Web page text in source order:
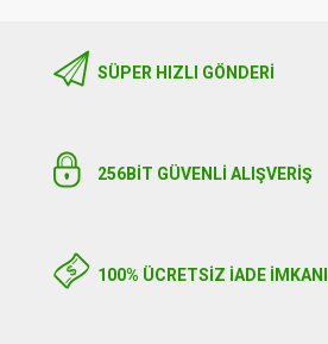
SÜPER HIZLI GÖNDERI
256BIT GÜVENLİ ALIŞVERİŞ
100% ÜCRETSİZ İADE İMKANI